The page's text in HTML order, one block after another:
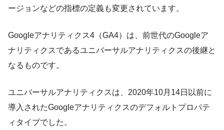
ージョンなどの指標の定義も変更されています。
Googleアナリティクス4（GA4）は、前世代のGoogleア
ナリティクスであるユニバーサルアナリティクスの後継と
なるものです。
ユニバーサルアナリティクスは、2020年10月14日以前に
導入されたGoogleアナリティクスのデフォルトプロパテ
ィタイプでした。